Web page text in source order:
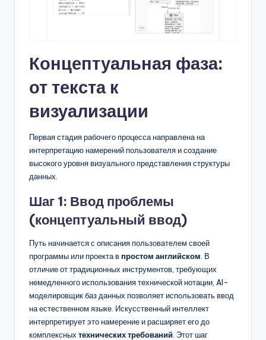
Концептуальная фаза:
от текста к
визуализации
Первая стадия рабочего процесса направлена на
интерпретацию намерений пользователя и создание
высокого уровня визуального представления структуры
данных.
Шаг 1: Ввод проблемы
(концептуальный ввод)
Путь начинается с описания пользователем своей
программы или проекта впростом английском . В
отличие от традиционных инструментов, требующих
немедленного использования технической нотации, AI-
моделировщик баз данных позволяет использовать ввод
на естественном языке. Искусственный интеллект
интерпретирует это намерение и расширяет его до
комплексных технических требований . Этот шаг